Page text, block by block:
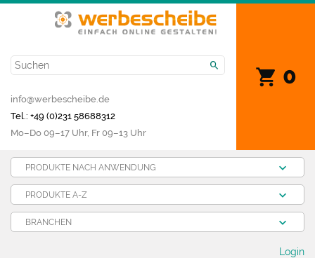
0
info@werbescheibe.de
Tel.: +49 (0)231 58688312
Mo­–Do 09–17 Uhr, Fr 09–13 Uhr
PRODUKTE NACH ANWENDUNG
PRODUKTE A-Z
BRANCHEN
Login